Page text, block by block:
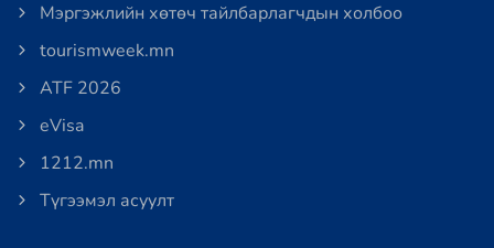
Мэргэжлийн хөтөч тайлбарлагчдын холбоо
tourismweek.mn
ATF 2026
eVisa
1212.mn
Түгээмэл асуулт